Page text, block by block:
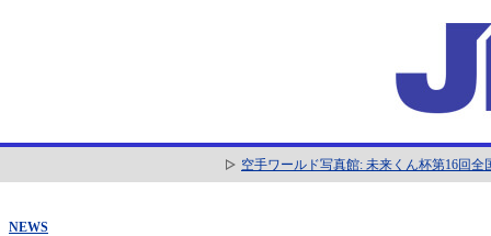
空手ワールド写真館: 未来くん杯第16回
NEWS